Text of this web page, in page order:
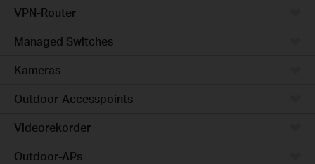
VPN-Router
Managed Switches
Kameras
Outdoor-Accesspoints
Videorekorder
Outdoor-APs